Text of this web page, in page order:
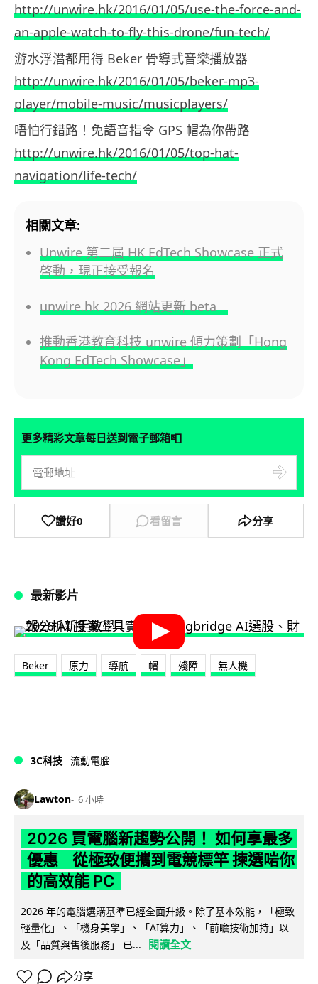
http://unwire.hk/2016/01/05/use-the-force-and-
an-apple-watch-to-fly-this-drone/fun-tech/
游水浮潛都用得 Beker 骨導式音樂播放器
http://unwire.hk/2016/01/05/beker-mp3-
player/mobile-music/musicplayers/
唔怕行錯路！免語音指令 GPS 帽為你帶路
http://unwire.hk/2016/01/05/top-hat-
navigation/life-tech/
相關文章:
Unwire 第二屆 HK EdTech Showcase 正式
啓動，現正接受報名
unwire.hk 2026 網站更新 beta
推動香港教育科技 unwire 傾力策劃「Hong
Kong EdTech Showcase」
更多精彩文章每日送到電子郵箱📮
讚好0 看留言 分享
最新影片
Beker 原力 導航 帽 殘障 無人機
3C科技 流動電腦
Lawton 6 小時
2026 買電腦新趨勢公開！ 如何享最多
優惠 從極致便攜到電競標竿 揀選啱你
的高效能 PC
2026 年的電腦選購基準已經全面升級。除了基本效能，「極致
輕量化」、「機身美學」、「AI算力」、「前瞻技術加持」以
及「品質與售後服務」 已...
閱讀全文
分享